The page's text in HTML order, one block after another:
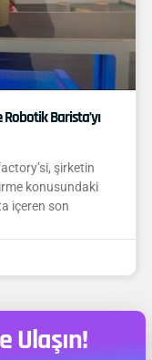
Barista’yı
şirketin
konusundaki
içeren son
Ulaşın!